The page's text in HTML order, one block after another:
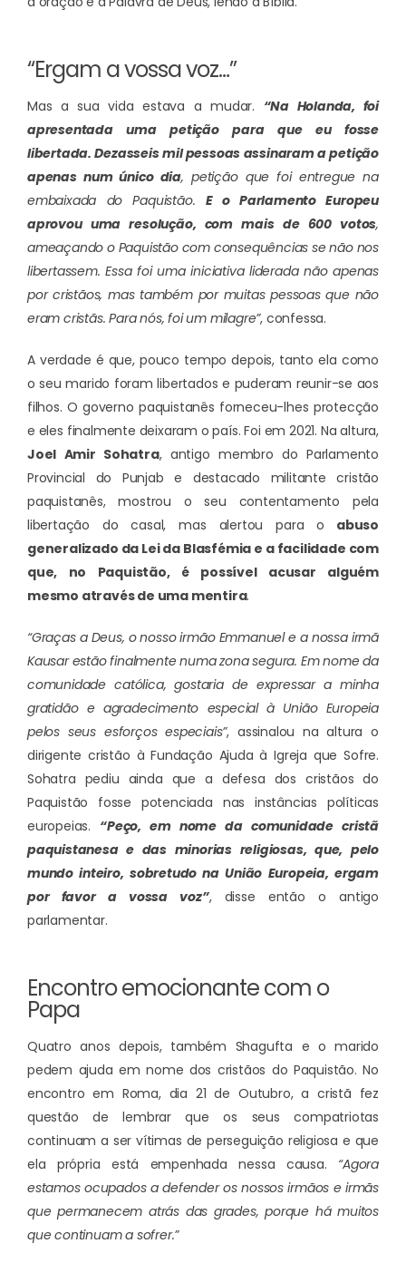
“Ergam a vossa voz…”
Mas a sua vida estava a mudar. “Na Holanda, foi
apresentada uma petição para que eu fosse
libertada. Dezasseis mil pessoas assinaram a petição
apenas num único dia, petição que foi entregue na
embaixada do Paquistão. E o Parlamento Europeu
aprovou uma resolução, com mais de 600 votos,
ameaçando o Paquistão com consequências se não nos
libertassem. Essa foi uma iniciativa liderada não apenas
por cristãos, mas também por muitas pessoas que não
eram cristãs. Para nós, foi um milagre”, confessa.
A verdade é que, pouco tempo depois, tanto ela como
o seu marido foram libertados e puderam reunir-se aos
filhos. O governo paquistanês forneceu-lhes protecção
e eles finalmente deixaram o país. Foi em 2021. Na altura,
Joel Amir Sohatra, antigo membro do Parlamento
Provincial do Punjab e destacado militante cristão
paquistanês, mostrou o seu contentamento pela
libertação do casal, mas alertou para o abuso
generalizado da Lei da Blasfémia e a facilidade com
que, no Paquistão, é possível acusar alguém
mesmo através de uma mentira.
“Graças a Deus, o nosso irmão Emmanuel e a nossa irmã
Kausar estão finalmente numa zona segura. Em nome da
comunidade católica, gostaria de expressar a minha
gratidão e agradecimento especial à União Europeia
pelos seus esforços especiais”, assinalou na altura o
dirigente cristão à Fundação Ajuda à Igreja que Sofre.
Sohatra pediu ainda que a defesa dos cristãos do
Paquistão fosse potenciada nas instâncias políticas
europeias. “Peço, em nome da comunidade cristã
paquistanesa e das minorias religiosas, que, pelo
mundo inteiro, sobretudo na União Europeia, ergam
por favor a vossa voz”, disse então o antigo
parlamentar.
Encontro emocionante com o
Papa
Quatro anos depois, também Shagufta e o marido
pedem ajuda em nome dos cristãos do Paquistão. No
encontro em Roma, dia 21 de Outubro, a cristã fez
questão de lembrar que os seus compatriotas
continuam a ser vítimas de perseguição religiosa e que
ela própria está empenhada nessa causa. “Agora
estamos ocupados a defender os nossos irmãos e irmãs
que permanecem atrás das grades, porque há muitos
que continuam a sofrer.”